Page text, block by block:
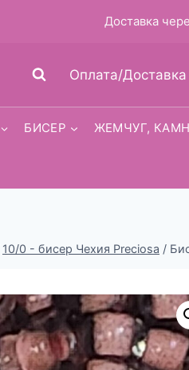
Оплата/Доставка
БИСЕР ЖЕМЧУГ,
10/0 - бисер Чехия Preciosa /
Доставка